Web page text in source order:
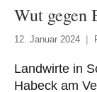
Wut gegen
12. Januar 2024
Landwirte in
Habeck am